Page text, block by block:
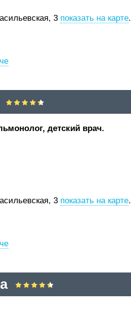
3 показать на карте.
детский врач.
3 показать на карте.